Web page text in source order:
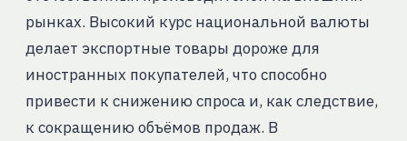
рынках. Высокий курс национальной валюты
делает экспортные товары дороже для
иностранных покупателей, что способно
привести к снижению спроса и, как следствие,
к сокращению объёмов продаж. В